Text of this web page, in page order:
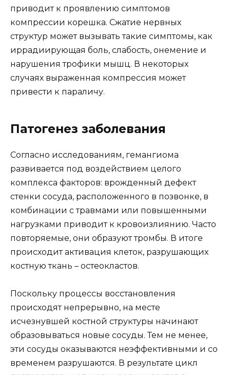
приводит к проявлению симптомов
компрессии корешка. Сжатие нервных
структур может вызывать такие симптомы, как
иррадиирующая боль, слабость, онемение и
нарушения трофики мышц. В некоторых
случаях выраженная компрессия может
привести к параличу.
Патогенез заболевания
Согласно исследованиям, гемангиома
развивается под воздействием целого
комплекса факторов: врожденный дефект
стенки сосуда, расположенного в позвонке, в
комбинации с травмами или повышенными
нагрузками приводит к кровоизлиянию. Часто
повторяемые, они образуют тромбы. В итоге
происходит активация клеток, разрушающих
костную ткань – остеокластов.
Поскольку процессы восстановления
происходят непрерывно, на месте
исчезнувшей костной структуры начинают
образовываться новые сосуды. Тем не менее,
эти сосуды оказываются неэффективными и со
временем разрушаются. В результате цикл